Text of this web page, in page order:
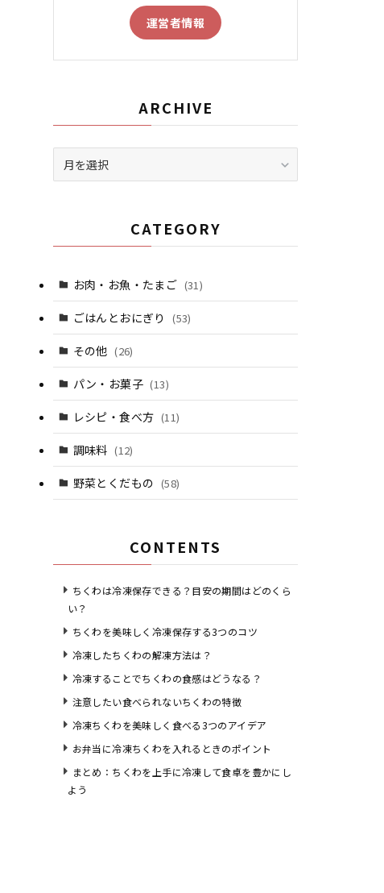
運営者情報
ARCHIVE
ARCHIVE
CATEGORY
お肉・お魚・たまご (31)
ごはんとおにぎり (53)
その他 (26)
パン・お菓子 (13)
レシピ・食べ方 (11)
調味料 (12)
野菜とくだもの (58)
CONTENTS
ちくわは冷凍保存できる？目安の期間はどのくら
い？
ちくわを美味しく冷凍保存する3つのコツ
冷凍したちくわの解凍方法は？
冷凍することでちくわの食感はどうなる？
注意したい食べられないちくわの特徴
冷凍ちくわを美味しく食べる3つのアイデア
お弁当に冷凍ちくわを入れるときのポイント
まとめ：ちくわを上手に冷凍して食卓を豊かにし
よう